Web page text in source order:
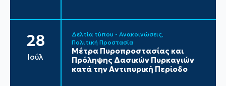
28
Ιούλ
Δελτία τύπου - Ανακοινώσεις
Πολιτική Προστασία
Μέτρα Πυροπροστασίας και
Πρόληψης Δασικών Πυρκαγιών
κατά την Αντιπυρική Περίοδο